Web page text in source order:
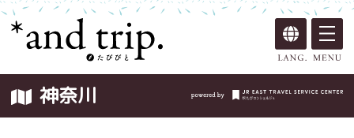
神奈川